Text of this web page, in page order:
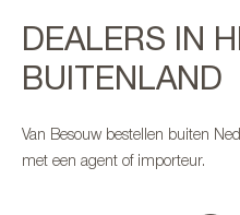
DEALERS IN
BUITENLAND
Van Besouw bestellen buiten
met een agent of importeur.